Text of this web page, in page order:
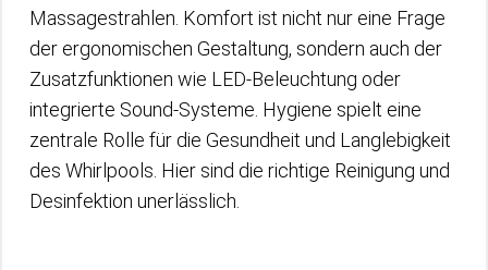
Massagestrahlen. Komfort ist nicht nur eine Frage
der ergonomischen Gestaltung, sondern auch der
Zusatzfunktionen wie LED-Beleuchtung oder
integrierte Sound-Systeme. Hygiene spielt eine
zentrale Rolle für die Gesundheit und Langlebigkeit
des Whirlpools. Hier sind die richtige Reinigung und
Desinfektion unerlässlich.